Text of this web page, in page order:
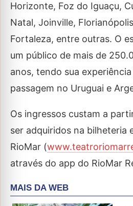
Horizonte, Foz do Iguaçu,
Natal, Joinville,
Fortaleza, entre outras. O
um público de mais de
anos, tendo sua
passagem no Uruguai e
Os ingressos custam a
ser adquiridos na bilheteria
RioMar (
através do app do RioMar